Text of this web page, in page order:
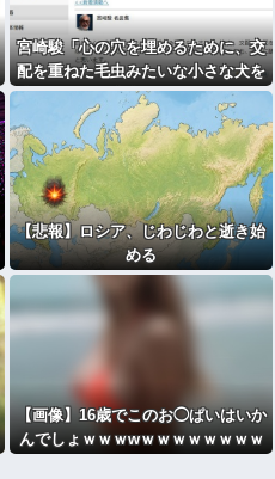
宮崎駿「心の穴を埋めるために、交
配を重ねた毛虫みたいな小さな犬を
連れてる人、本当に醜い」←これど
う思う？
【悲報】ロシア、じわじわと逝き始
める
【画像】16歳でこのお◯ぱいはいか
んでしょｗｗｗwｗｗｗｗｗｗｗｗ